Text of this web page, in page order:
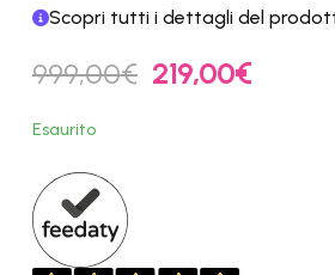
Scopri tutti i dettagli del
999,00€ Il
prezzo
219,00€Il
Esaurito